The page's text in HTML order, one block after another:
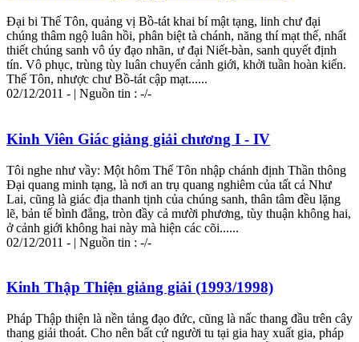
Đại bi Thế Tôn, quảng vị Bồ-tát khai bí mật tạng, linh chư đại
chúng thâm ngộ luân hồi, phân biệt tà chánh, năng thí mạt thế, nhất
thiết chúng sanh vô úy đạo nhãn, ư đại Niết-bàn, sanh quyết định
tín. Vô phục, trùng tùy luân chuyển cảnh giới, khởi tuần hoàn kiến.
Thế Tôn, nhược chư Bồ-tát cập mạt......
02/12/2011 - | Nguồn tin : -/-
Kinh Viên Giác giảng giải chương I - IV
Tôi nghe như vầy: Một hôm Thế Tôn nhập chánh định Thần thông
Đại quang minh tạng, là nơi an trụ quang nghiêm của tất cả Như
Lai, cũng là giác địa thanh tịnh của chúng sanh, thân tâm đều lặng
lẽ, bản tế bình đẳng, tròn đầy cả mười phương, tùy thuận không hai,
ở cảnh giới không hai này mà hiện các cõi......
02/12/2011 - | Nguồn tin : -/-
Kinh Thập Thiện giảng giải (1993/1998)
Pháp Thập thiện là nền tảng đạo đức, cũng là nấc thang đầu trên cây
thang giải thoát. Cho nên bất cứ người tu tại gia hay xuất gia, pháp